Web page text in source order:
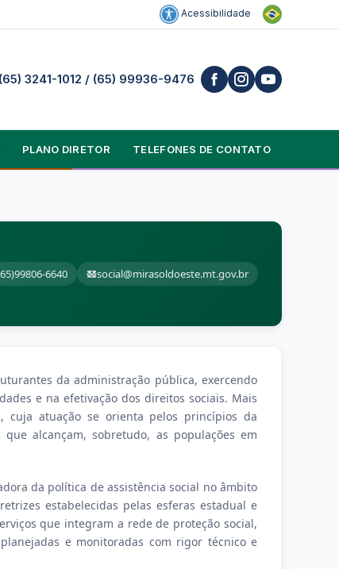
Acessibilidade
(65) 3241-1012 / (65) 99936-9476
PLANO DIRETOR TELEFONES DE CONTATO
6640 social@mirasoldoeste.mt.gov.br
da administração pública, exercendo
e na efetivação dos direitos sociais. Mais
cuja atuação se orienta pelos princípios da
alcançam, sobretudo, as populações em
da política de assistência social no âmbito
estabelecidas pelas esferas estadual e
que integram a rede de proteção social,
e monitoradas com rigor técnico e